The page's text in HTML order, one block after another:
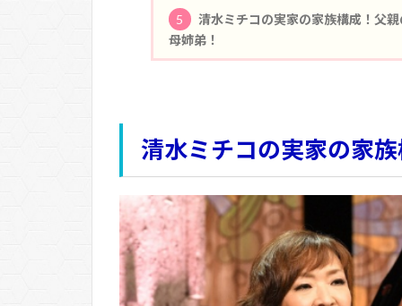
5
清水ミチコの実家の家族構成！父
母姉弟！
清水ミチコの実家の家